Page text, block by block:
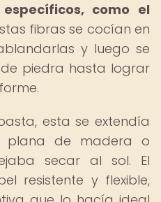
como el
fibras se cocían en
y luego se
piedra hasta lograr
esta se extendía
plana de madera o
secar al sol. El
resistente y flexible,